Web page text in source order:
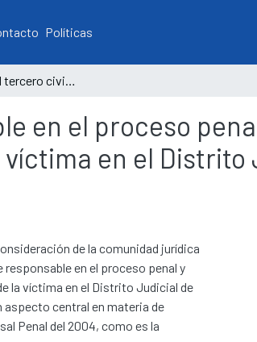
Políticas
Obligaciones del tercero civilmente responsable en el proceso penal y la afectación el derecho a la tutela efectiva de la víctima en el Distrito Judicial de Tumbes, 2017-2018
en el proceso
en el Distrito
de la comunidad jurídica
en el proceso penal y
la víctima en el Distrito Judicial de
aspecto central en materia de
Penal del 2004, como es la